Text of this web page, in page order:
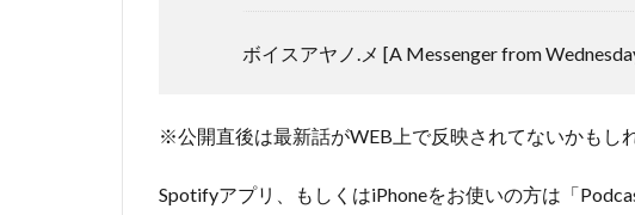
ボイスアヤノ.メ [A Messenger from
※公開直後は最新話がWEB上で反映されてないかもし
Spotifyアプリ、もしくはiPhoneをお使いの方は「